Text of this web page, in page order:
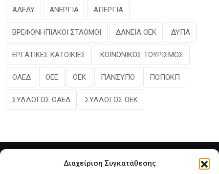
Διαχείριση Συγκατάθεσης
ΑΔΕΔΥ ΑΝΕΡΓΙΑ ΑΠΕΡΓΙΑ
ΒΡΕΦΟΝΗΠΙΑΚΟΙ ΣΤΑΘΜΟΙ ΔΑΝΕΙΑ ΟΕΚ ΔΥΠΑ
ΕΡΓΑΤΙΚΕΣ ΚΑΤΟΙΚΙΕΣ ΚΟΙΝΩΝΙΚΟΣ ΤΟΥΡΙΣΜΟΣ
ΟΑΕΔ ΟΕΕ ΟΕΚ ΠΑΝΣΥΠΟ ΠΟΠΟΚΠ
ΣΥΛΛΟΓΟΣ ΟΑΕΔ ΣΥΛΛΟΓΟΣ ΟΕΚ